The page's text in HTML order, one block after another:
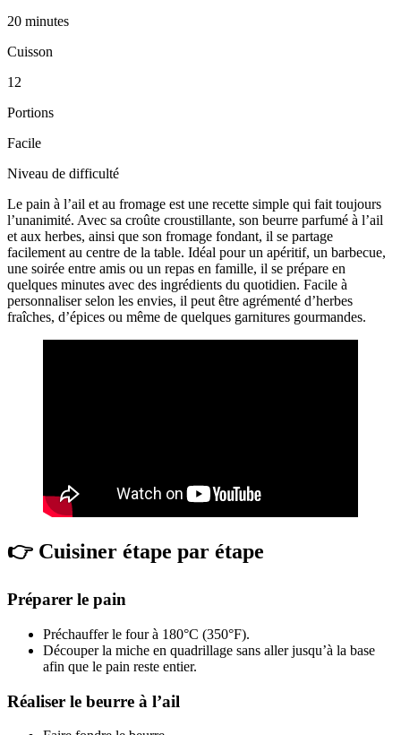
20 minutes
Cuisson
12
Portions
Facile
Niveau de difficulté
Le pain à l’ail et au fromage est une recette simple qui fait toujours
l’unanimité. Avec sa croûte croustillante, son beurre parfumé à l’ail
et aux herbes, ainsi que son fromage fondant, il se partage
facilement au centre de la table. Idéal pour un apéritif, un barbecue,
une soirée entre amis ou un repas en famille, il se prépare en
quelques minutes avec des ingrédients du quotidien. Facile à
personnaliser selon les envies, il peut être agrémenté d’herbes
fraîches, d’épices ou même de quelques garnitures gourmandes.
👉 Cuisiner étape par étape
Préparer le pain
Préchauffer le four à 180°C (350°F).
Découper la miche en quadrillage sans aller jusqu’à la base
afin que le pain reste entier.
Réaliser le beurre à l’ail